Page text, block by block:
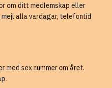
om ditt medlemskap eller
alla vardagar, telefontid
med sex nummer om året.